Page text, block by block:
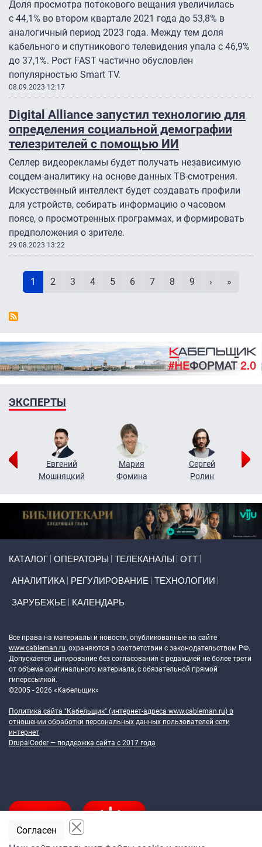
Доля просмотра потокового вещания увеличилась
с 44,1% во втором квартале 2021 года до 53,8% в
аналогичный период 2023 года. Между тем доля
кабельного и спутникового телевидения упала с 46,9%
до 37,1%. Рост FAST частично обусловлен
популярностью Smart TV.
08.09.2023 12:17
Digital Alliance запустил технологию для
определения социальной демографии
телезрителей с помощью ИИ
Селлер видеорекламы будет получать независимую
соцдем-аналитику на основе данных ТВ-смотрения.
Искусственный интеллект будет создавать профили
для устройств, собирать информацию о часовом
поясе, о просмотренных программах, и формировать
предположения о зрителе.
29.08.2023 13:22
Текущая страница
1 Page
2 Page
3 Page
4 Page
5 Page
6 Page
7 Page
8 Page
9 Следующая
› »
ЭКСПЕРТЫ
Евгений
Мошняцкий
Мария
Фомина
Сергей
Ролин
КАТАЛОГ ОПЕРАТОРЫ ТЕЛЕКАНАЛЫ ОТТ
АНАЛИТИКА РЕГУЛИРОВАНИЕ ТЕХНОЛОГИИ
ЗАРУБЕЖЬЕ КАЛЕНДАРЬ
Все права на материалы и новости, опубликованные на сайте
www.cableman.ru, охраняются в соответствии с законодательством РФ.
Допускается цитирование без согласования с редакцией не более трети
от объема оригинального материала, с обязательной прямой
гиперссылкой.
©2005 - 2026 «Кабельщик»
Политика сайта "Кабельщик" (интернет-адреса www.cableman.ru) в
отношении обработки персональных данных пользователей сети
интернет
DrupalCoder — поддержка сайта c 2017 года
Согласен